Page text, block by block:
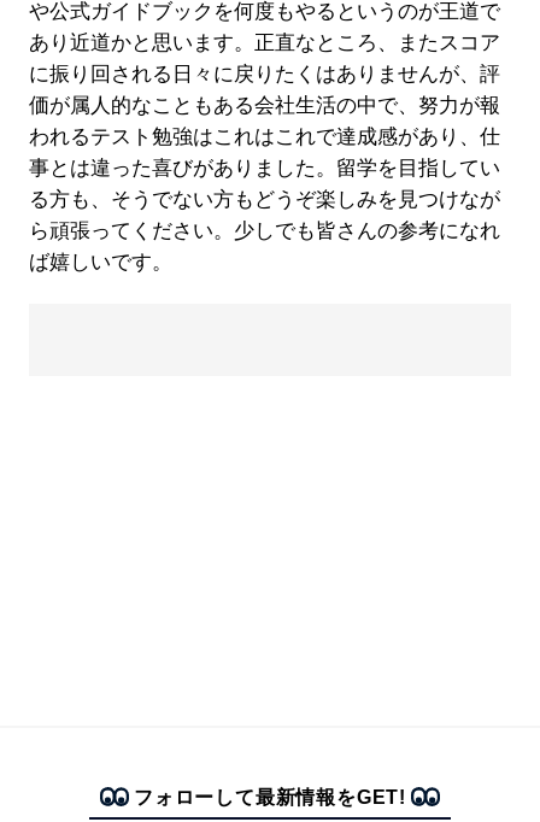
や公式ガイドブックを何度もやるというのが王道で
あり近道かと思います。正直なところ、またスコア
に振り回される日々に戻りたくはありませんが、評
価が属人的なこともある会社生活の中で、努力が報
われるテスト勉強はこれはこれで達成感があり、仕
事とは違った喜びがありました。留学を目指してい
る方も、そうでない方もどうぞ楽しみを見つけなが
ら頑張ってください。少しでも皆さんの参考になれ
ば嬉しいです。
フォローして最新情報をGET!